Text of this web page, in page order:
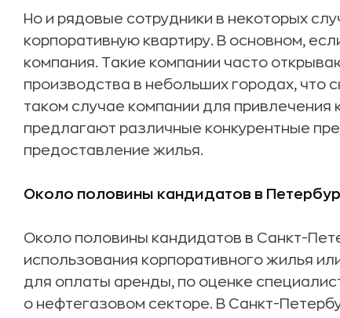
Но и рядовые сотрудники в некоторых
корпоративную квартиру. В основном,
компания. Такие компании часто
производства в небольших городах, что
таком случае компании для
предлагают различные конкурентные
предоставление жилья.
Около половины кандидатов в
Около половины кандидатов в Санкт-
использования корпоративного жилья
для оплаты аренды, по оценке
о нефтегазовом секторе. В Санкт-